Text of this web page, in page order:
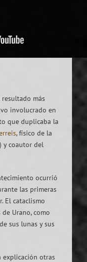
más
involucrado en
que duplicaba la
, físico de la
y coautor del
ocurrió
las primeras
El cataclismo
Urano, como
sus lunas y sus
explicación otras